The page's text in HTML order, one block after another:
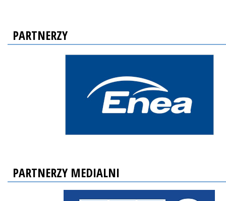
PARTNERZY
PARTNERZY MEDIALNI